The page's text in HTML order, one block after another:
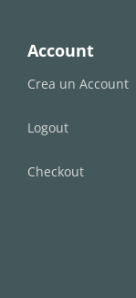
Account
Crea un Account
Logout
Checkout